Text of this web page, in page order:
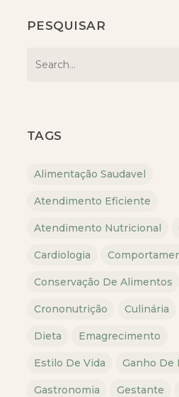
PESQUISAR
TAGS
Alimentação Saudavel
Atendimento Eficiente
Atendimento Nutricional
Cardiologia
Conservação De Alimentos
Crononutrição Culinária
Dieta Emagrecimento
Estilo De Vida Ganho De
Gastronomia Gestante